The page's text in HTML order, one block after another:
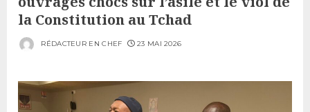
la Constitution au Tchad
RÉDACTEUR EN CHEF 23 MAI 2026